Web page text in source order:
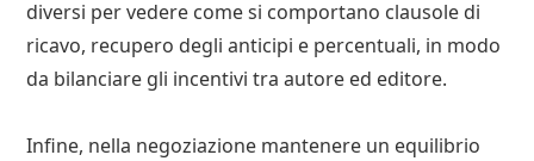
diversi per vedere come si comportano clausole di
ricavo, recupero degli anticipi e percentuali, in modo
da bilanciare gli incentivi tra autore ed editore.
Infine, nella negoziazione mantenere un equilibrio